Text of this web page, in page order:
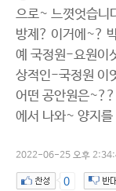
으로~ 느꼇엇습
방제? 이거에~?
예 국정원-요원이
상적인-국정원 이
어떤 공안원은
에서 나와~ 양지
2022-06-25 오후
0